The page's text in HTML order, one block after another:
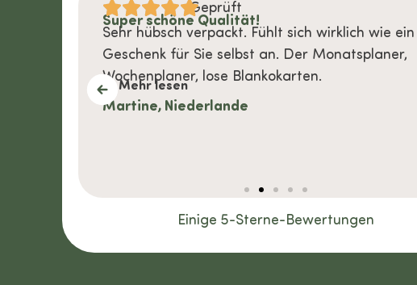
Geprüft
Sehr empfehlenswert
Zum zweiten Mal bestellt, sehr schöne löschbare
Whiteboards. Schöner Webshop, sehr
benutzerfreundlich und
Mehr lesen
Vorstenbosch, die Niederlande
Einige 5-Sterne-Bewertungen